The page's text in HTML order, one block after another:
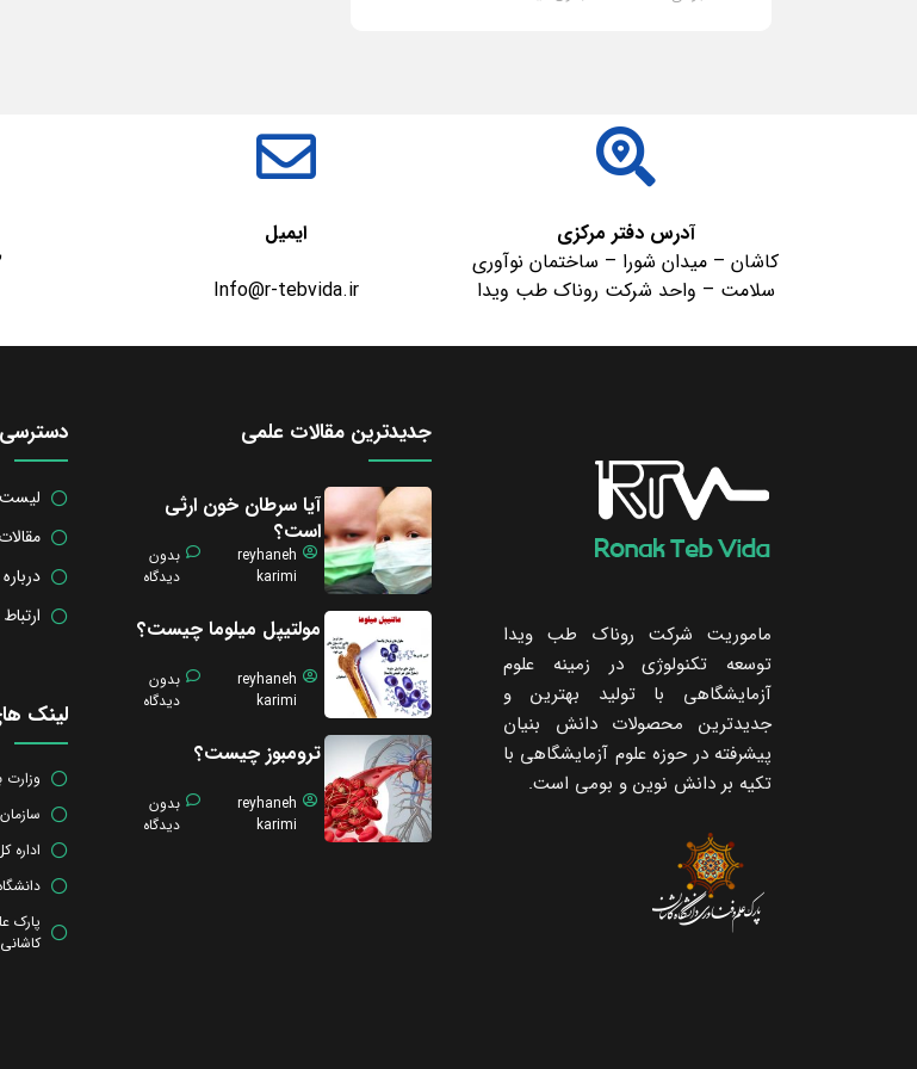
آدرس دفتر مرکزی
کاشان – میدان شورا – ساختمان نوآوری
سلامت – واحد شرکت روناک طب ویدا
ایمیل
Info@r-tebvida.ir
ماموریت شرکت روناک طب ویدا
توسعه تکنولوژی در زمینه علوم
آزمایشگاهی با تولید بهترین و
جدیدترین محصولات دانش بنیان
پیشرفته در حوزه علوم آزمایشگاهی با
تکیه ‌بر دانش نوین و بومی است.
جدیدترین مقالات علمی
آیا سرطان خون ارثی
است؟
reyhaneh
karimi
بدون
دیدگاه
مولتیپل میلوما چیست؟
reyhaneh
karimi
بدون
دیدگاه
ترومبوز چیست؟
reyhaneh
karimi
بدون
دیدگاه
لینک
اداره
پارک
کاشانی